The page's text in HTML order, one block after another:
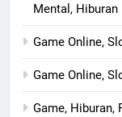
Mental, Hiburan
Game Online,
Game Online,
Game, Hiburan,